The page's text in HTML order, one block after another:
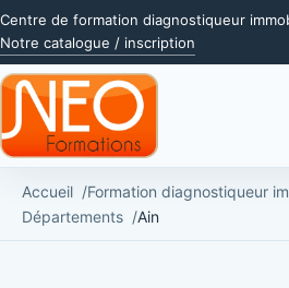
Centre de formation diagnostiqueur
Notre catalogue / inscription
Accueil
Formation diagnostiqueur
Départements
Ain